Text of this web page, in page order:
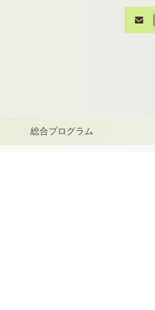
総合プログラム